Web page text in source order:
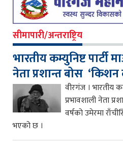
सीमापारी/अन्तराष्ट्रिय
भारतीय कम्युनिष्ट पार्टी
नेता प्रशान्त बोस ‘किशन
वीरगंज । भारतीय
प्रभावशाली नेता
वर्षको उमेरमा
भएको छ ।